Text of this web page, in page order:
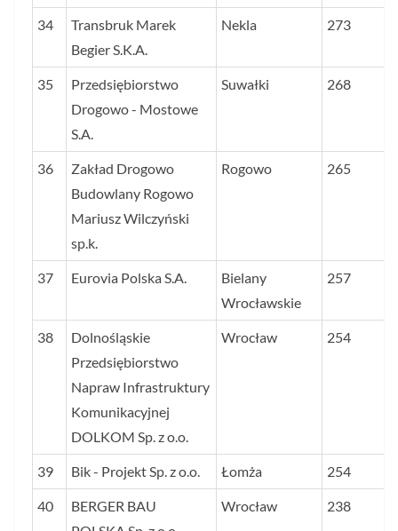
34
Transbruk Marek
Begier S.K.A.
Nekla 273
35
Przedsiębiorstwo
Drogowo - Mostowe
S.A.
Suwałki 268
36
Zakład Drogowo
Budowlany Rogowo
Mariusz Wilczyński
sp.k.
Rogowo 265
37 Eurovia Polska S.A.
Bielany
Wrocławskie
257
38
Dolnośląskie
Przedsiębiorstwo
Napraw Infrastruktury
Komunikacyjnej
DOLKOM Sp. z o.o.
Wrocław 254
39 Bik - Projekt Sp. z o.o. Łomża 254
40
BERGER BAU
Wrocław 238